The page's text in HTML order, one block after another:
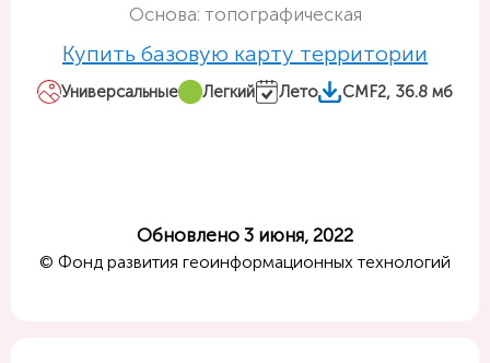
Основа: топографическая
Купить базовую карту территории
Универсальные Легкий Лето CMF2, 36.8 мб
Обновлено 3 июня, 2022
© Фонд развития геоинформационных технологий